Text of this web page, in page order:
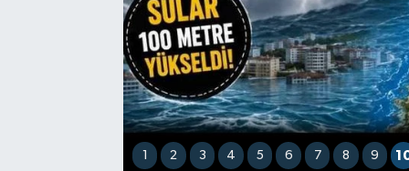
1 2 3 4 5 6 7 8 9